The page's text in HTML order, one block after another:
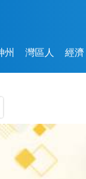
州 灣區人 經濟